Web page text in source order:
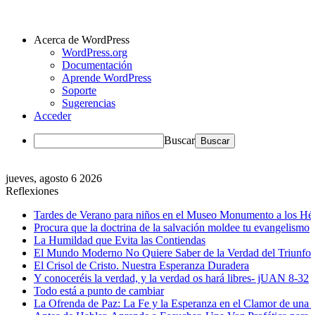
Acerca de WordPress
WordPress.org
Documentación
Aprende WordPress
Soporte
Sugerencias
Acceder
Buscar
jueves, agosto 6 2026
Reflexiones
Tardes de Verano para niños en el Museo Monumento a los
Procura que la doctrina de la salvación moldee tu evangelismo
La Humildad que Evita las Contiendas
El Mundo Moderno No Quiere Saber de la Verdad del
El Crisol de Cristo. Nuestra Esperanza Duradera
Y conoceréis la verdad, y la verdad os hará libres- jUAN 8-32
Todo está a punto de cambiar
La Ofrenda de Paz: La Fe y la Esperanza en el Clamor de